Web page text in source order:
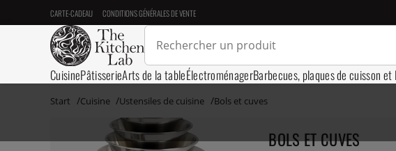
CARTE-CADEAU CONDITIONS GÉNÉRALES DE VENTE
CuisinePâtisserieArts de la tableÉlectroménagerBarbecues, plaques de cuisson et
Start Cuisine Ustensiles de cuisine Bols et cuves
BOLS ET CUVES